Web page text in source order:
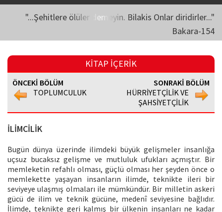
"...Şehitlere ölüler demeyin. Bilakis Onlar diridirler..."
Bakara-154
KİTAP İÇERİK
ÖNCEKİ BÖLÜM
TOPLUMCULUK
SONRAKİ BÖLÜM
HÜRRİYETÇİLİK VE
ŞAHSİYETÇİLİK
İLİMCİLİK
Bugün dünya üzerinde ilimdeki büyük gelişmeler insanlığa
uçsuz bucaksız gelişme ve mutluluk ufukları açmıştır. Bir
memleketin refahlı olması, güçlü olması her şeyden önce o
memlekette yaşayan insanların ilimde, teknikte ileri bir
seviyeye ulaşmış olmaları ile mümkündür. Bir milletin askeri
gücü de ilim ve teknik gücüne, medenî seviyesine bağlıdır.
İlimde, teknikte geri kalmış bir ülkenin insanları ne kadar